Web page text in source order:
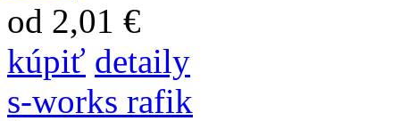
od 2,01 €
kúpiť detaily
s-works rafik